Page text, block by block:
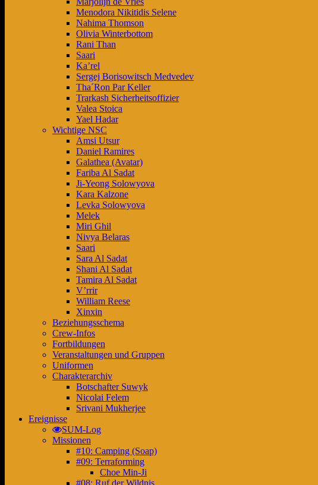
Menodora Nikitidis Selene
Nahima Thomson
Olivia Winterbottom
Rani Than
Saari
Ka’rel
Sergej Borisowitsch Medvedev
Tha´Ron Par Keller
Trarkash Sicherheitsoffizier
Valea Stoica
Yael Hadar
Wichtige NSC
Amsi Utsur
Daniel Ramires
Galathea (Avatar)
Fariba Al Sadat
Ji-Yeong Solowyova
Kara Kalzone
Levka Solowyova
Melek
Miri Ghil
Nivya Belaras
Saari
Sara Al Sadat
Shani Al Sadat
Tamira Al Sadat
V’rrir
William Reese
Xinxin
Beziehungsschema
Crew-Infos
Fortbildungen
Veranstaltungen und Gruppen
Uniformen
Charakterarchiv
Botschafter Suwyk
Nicolai Felem
Srivani Mukherjee
Ereignisse
SUM-Log
Missionen
#10: Camping (Soap)
#09: Terraforming
Choe Min-Ji
#08: Ruf der Wildnis